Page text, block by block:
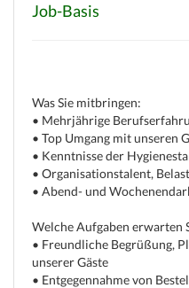
Job-Basis
Was Sie mitbringen:
• Mehrjährige
• Top Umgang mit unseren
• Kenntnisse der
• Organisationstalent,
• Abend- und
Welche Aufgaben erwarten
• Freundliche Begrüßung,
unserer Gäste
• Entgegennahme von